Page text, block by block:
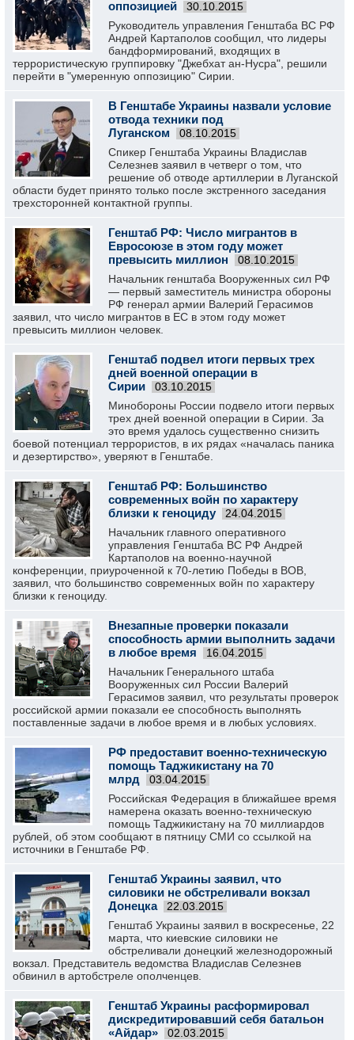
оппозицией 30.10.2015
Руководитель управления Генштаба ВС РФ
Андрей Картаполов сообщил, что лидеры
бандформирований, входящих в
террористическую группировку "Джебхат ан-Нусра", решили
перейти в "умеренную оппозицию" Сирии.
В Генштабе Украины назвали условие
отвода техники под
Луганском
08.10.2015
Спикер Генштаба Украины Владислав
Селезнев заявил в четверг о том, что
решение об отводе артиллерии в Луганской
области будет принято только после экстренного заседания
трехсторонней контактной группы.
Генштаб РФ: Число мигрантов в
Евросоюзе в этом году может
превысить миллион
08.10.2015
Начальник генштаба Вооруженных сил РФ
— первый заместитель министра обороны
РФ генерал армии Валерий Герасимов
заявил, что число мигрантов в ЕС в этом году может
превысить миллион человек.
Генштаб подвел итоги первых трех
дней военной операции в
Сирии
03.10.2015
Минобороны России подвело итоги первых
трех дней военной операции в Сирии. За
это время удалось существенно снизить
боевой потенциал террористов, в их рядах «началась паника
и дезертирство», уверяют в Генштабе.
Генштаб РФ: Большинство
современных войн по характеру
близки к геноциду
24.04.2015
Начальник главного оперативного
управления Генштаба ВС РФ Андрей
Картаполов на военно-научной
конференции, приуроченной к 70-летию Победы в ВОВ,
заявил, что большинство современных войн по характеру
близки к геноциду.
Внезапные проверки показали
способность армии выполнить задачи
в любое время
16.04.2015
Начальник Генерального штаба
Вооруженных сил России Валерий
Герасимов заявил, что результаты проверок
российской армии показали ее способность выполнять
поставленные задачи в любое время и в любых условиях.
РФ предоставит военно-техническую
помощь Таджикистану на 70
млрд
03.04.2015
Российская Федерация в ближайшее время
намерена оказать военно-техническую
помощь Таджикистану на 70 миллиардов
рублей, об этом сообщают в пятницу СМИ со ссылкой на
источники в Генштабе РФ.
Генштаб Украины заявил, что
силовики не обстреливали вокзал
Донецка
22.03.2015
Генштаб Украины заявил в воскресенье, 22
марта, что киевские силовики не
обстреливали донецкий железнодорожный
вокзал. Представитель ведомства Владислав Селезнев
обвинил в артобстреле ополченцев.
Генштаб Украины расформировал
дискредитировавший себя батальон
«Айдар»
02.03.2015